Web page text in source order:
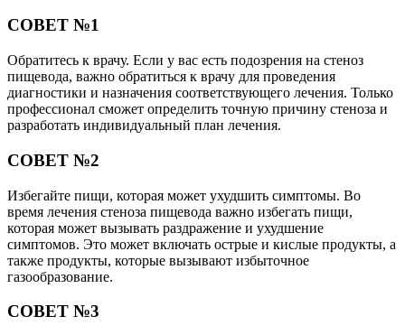
СОВЕТ №1
Обратитесь к врачу. Если у вас есть подозрения на стеноз
пищевода, важно обратиться к врачу для проведения
диагностики и назначения соответствующего лечения. Только
профессионал сможет определить точную причину стеноза и
разработать индивидуальный план лечения.
СОВЕТ №2
Избегайте пищи, которая может ухудшить симптомы. Во
время лечения стеноза пищевода важно избегать пищи,
которая может вызывать раздражение и ухудшение
симптомов. Это может включать острые и кислые продукты, а
также продукты, которые вызывают избыточное
газообразование.
СОВЕТ №3